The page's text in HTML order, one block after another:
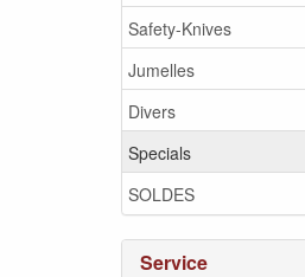
Safety-Knives
Jumelles
Divers
Specials
SOLDES
Service